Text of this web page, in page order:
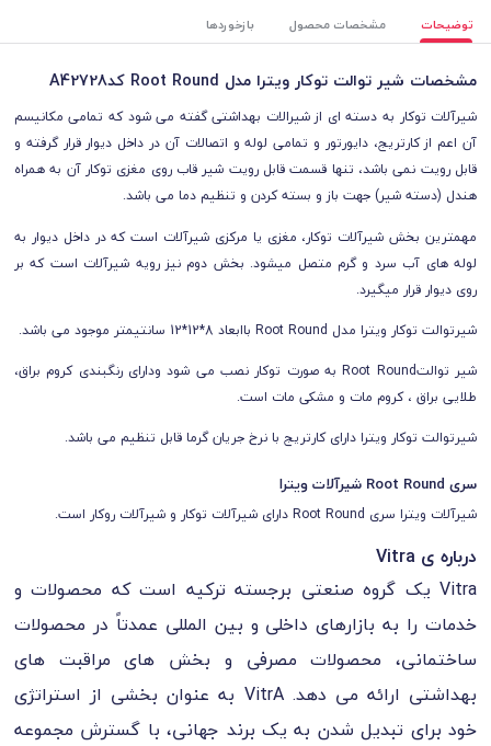
توضیحات مشخصات محصول بازخوردها
مشخصات شیر توالت توکار ویترا مدل Root Round کدA42728
شیرآلات توکار به دسته ای از شیرالات بهداشتی گفته می شود که تمامی مکانیسم
آن اعم از کارتریج، دایورتور و تمامی لوله و اتصالات آن در داخل دیوار قرار گرفته و
قابل رویت نمی باشد، تنها قسمت قابل رویت شیر قاب روی مغزی توکار آن به همراه
هندل (دسته شیر) جهت باز و بسته کردن و تنظیم دما می باشد.
مهمترین بخش شیرآلات توکار، مغزی یا مرکزی شیرآلات است که در داخل دیوار به
لوله های آب سرد و گرم متصل میشود. بخش دوم نیز رویه شیرآلات است که بر
روی دیوار قرار میگیرد.
شیرتوالت توکار ویترا مدل Root Round باابعاد 8*12*12 سانتیمتر موجود می باشد.
شیر توالتRoot Round به صورت توکار نصب می شود ودارای رنگبندی کروم براق،
طلایی براق ، کروم مات و مشکی مات است.
شیرتوالت توکار ویترا دارای کارتریج با نرخ جریان گرما قابل تنظیم می باشد.
سری Root Round شیرآلات ویترا
شیرآلات ویترا سری Root Round دارای شیرآلات توکار و شیرآلات روکار است.
درباره ی Vitra
Vitra یک گروه صنعتی برجسته ترکیه است که محصولات و
خدمات را به بازارهای داخلی و بین المللی عمدتاً در محصولات
ساختمانی، محصولات مصرفی و بخش های مراقبت های
بهداشتی ارائه می دهد. VitrA به عنوان بخشی از استراتژی
خود برای تبدیل شدن به یک برند جهانی، با گسترش مجموعه